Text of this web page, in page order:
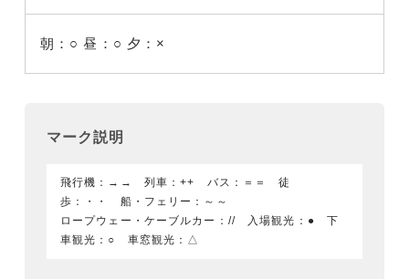
朝：○ 昼：○ 夕：×
マーク説明
飛行機：→→ 列車：++ バス：＝＝ 徒
歩：・・ 船・フェリー：～～
ロープウェー・ケーブルカー：// 入場観光：● 下
車観光：○ 車窓観光：△